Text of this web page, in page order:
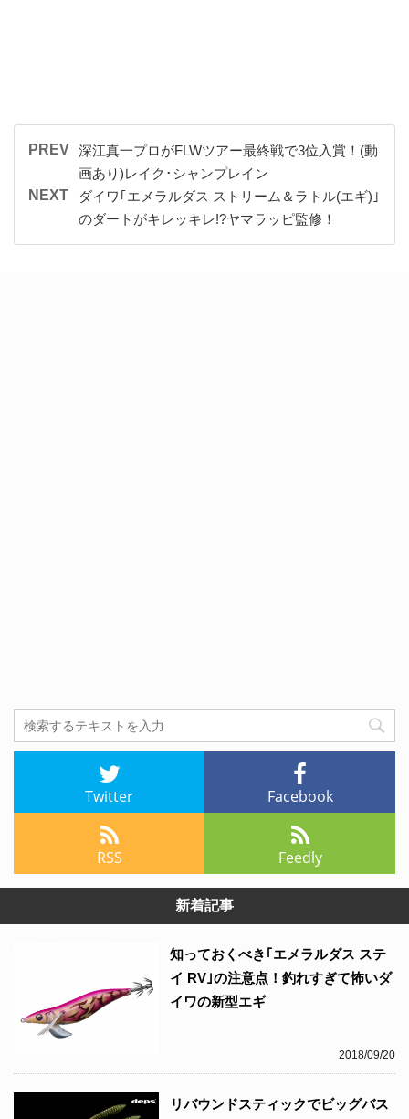
PREV 深江真一プロがFLWツアー最終戦で3位入賞！(動
画あり)レイク･シャンプレイン
NEXT
ダイワ｢エメラルダス ストリーム＆ラトル(エギ)｣
のダートがキレッキレ!?ヤマラッピ監修！
Twitter Facebook
RSS Feedly
新着記事
2018/09/20
知っておくべき｢エメラルダス ステ
イ RV｣の注意点！釣れすぎて怖いダ
イワの新型エギ
リバウンドスティックでビッグバス